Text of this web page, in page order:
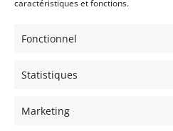
caractéristiques et fonctions.
Fonctionnel
Statistiques
Marketing
Annulation : 2ème Salon
Assemblée Générale